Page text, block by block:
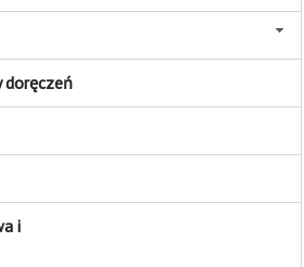
doręczeń
i